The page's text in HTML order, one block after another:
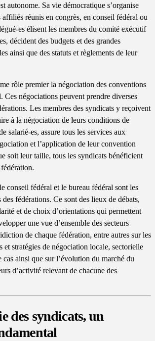
autonome. Sa vie démocratique s’organise
affiliés réunis en congrès, en conseil fédéral ou
es élisent les membres du comité exécutif
décident des budgets et des grandes
ainsi que des statuts et règlements de leur
rôle premier la négociation des conventions
Ces négociations peuvent prendre diverses
Les membres des syndicats y reçoivent
à la négociation de leurs conditions de
salarié-es, assure tous les services aux
et l’application de leur convention
soit leur taille, tous les syndicats bénéficient
conseil fédéral et le bureau fédéral sont les
des fédérations. Ce sont des lieux de débats,
et de choix d’orientations qui permettent
une vue d’ensemble des secteurs
de chaque fédération, entre autres sur les
et stratégies de négociation locale, sectorielle
cas ainsi que sur l’évolution du marché du
d’activité relevant de chacune des
des syndicats, un